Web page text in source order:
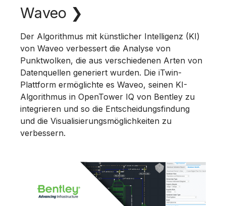
Waveo ❯
Der Algorithmus mit künstlicher Intelligenz (KI)
von Waveo verbessert die Analyse von
Punktwolken, die aus verschiedenen Arten von
Datenquellen generiert wurden. Die iTwin-
Plattform ermöglichte es Waveo, seinen KI-
Algorithmus in OpenTower IQ von Bentley zu
integrieren und so die Entscheidungsfindung
und die Visualisierungsmöglichkeiten zu
verbessern.